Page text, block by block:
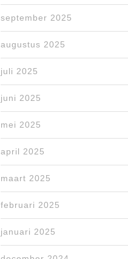
september 2025
augustus 2025
juli 2025
juni 2025
mei 2025
april 2025
maart 2025
februari 2025
januari 2025